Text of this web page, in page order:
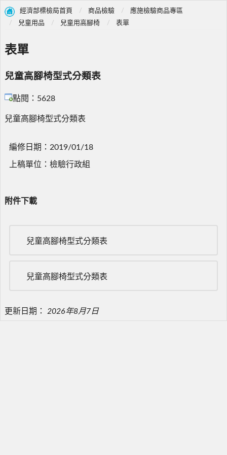
經濟部標檢局首頁 商品檢驗
應施檢驗商品專區
兒童用品
兒童用高腳椅 表單
表單
兒童高腳椅型式分類表
點閱：5628
兒童高腳椅型式分類表
編修日期：2019/01/18
上稿單位：檢驗行政組
附件下載
兒童高腳椅型式分類表
兒童高腳椅型式分類表
更新日期： 2026年8月7日